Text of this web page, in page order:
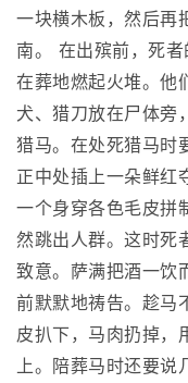
一块横木板，然后再
南。 在出殡前，死
在葬地燃起火堆。他
犬、猎刀放在尸体旁
猎马。在处死猎马时
正中处插上一朵鲜红
一个身穿各色毛皮拼
然跳出人群。这时死
致意。萨满把酒一饮
前默默地祷告。趁马
皮扒下，马肉扔掉，
上。陪葬马时还要说